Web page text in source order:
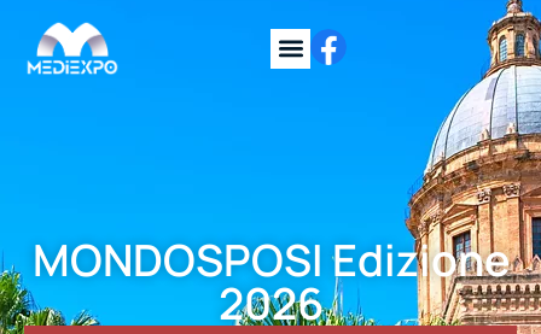
MONDOSPOSI Edizione
2026